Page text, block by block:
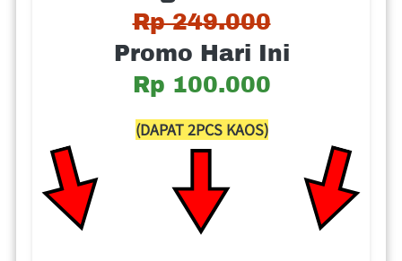
Rp 249.000
Promo Hari Ini
Rp 100.000
(DAPAT 2PCS KAOS)